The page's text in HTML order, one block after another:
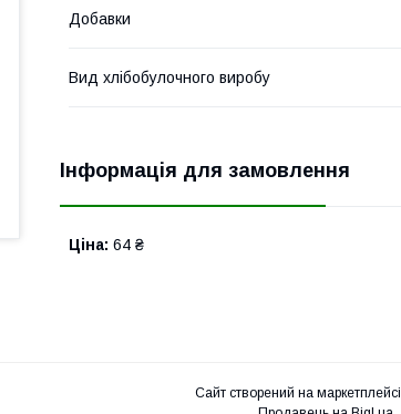
Добавки
Вид хлібобулочного виробу
Інформація для замовлення
Ціна: 64 ₴
Сайт створений на маркетплейсі